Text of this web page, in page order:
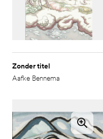
Zonder titel
Aafke Bennema